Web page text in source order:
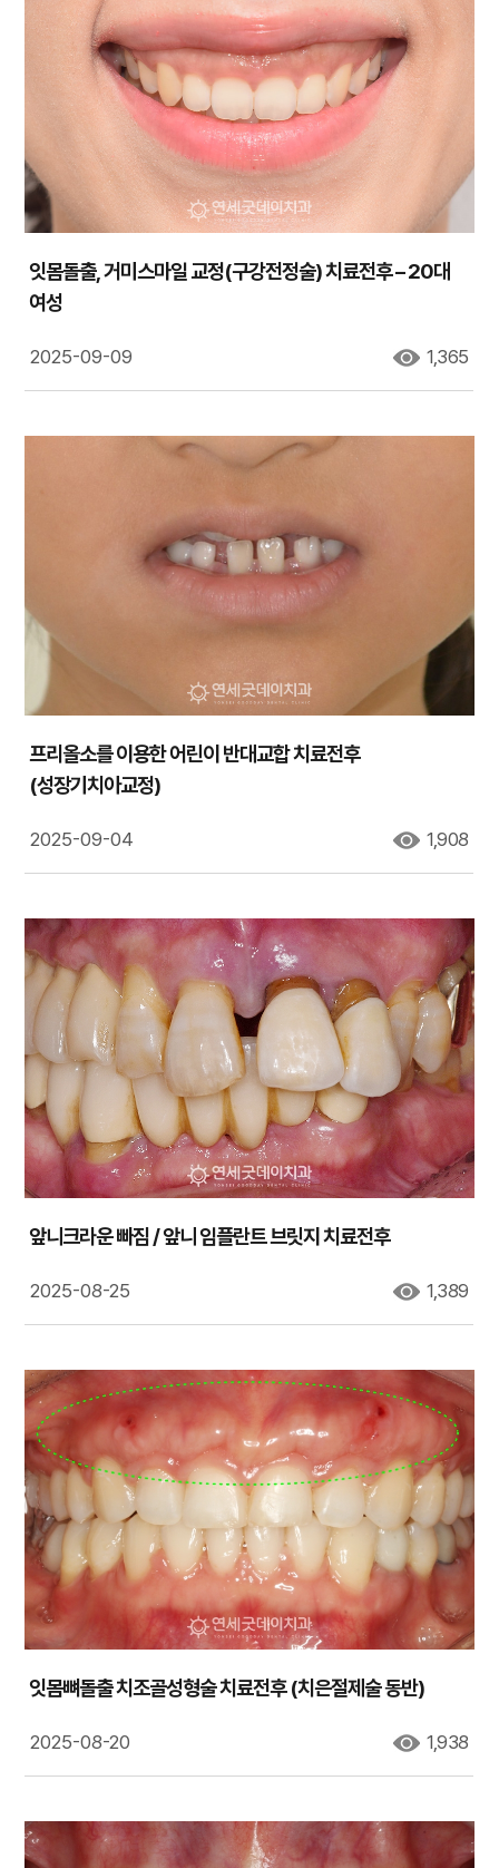
잇몸돌출, 거미스마일 교정(구강전정술) 치료전후 – 20대
여성
2025-09-09 1,365
프리올소를 이용한 어린이 반대교합 치료전후
(성장기치아교정)
2025-09-04 1,908
앞니크라운 빠짐 / 앞니 임플란트 브릿지 치료전후
2025-08-25 1,389
잇몸뼈돌출 치조골성형술 치료전후 (치은절제술 동반)
2025-08-20 1,938